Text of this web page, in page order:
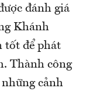
đánh giá
Khánh
tốt để phát
Thành công
cảnh